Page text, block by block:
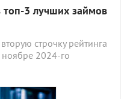
топ-3 лучших займов
строчку рейтинга
2024-го